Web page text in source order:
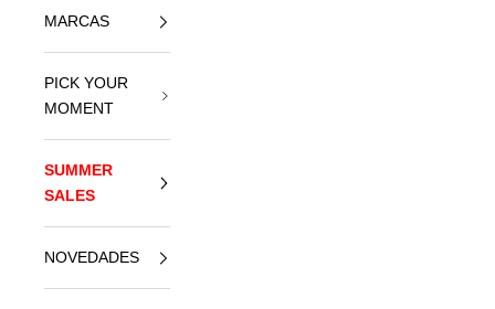
MARCAS
PICK YOUR
MOMENT
SUMMER
SALES
NOVEDADES